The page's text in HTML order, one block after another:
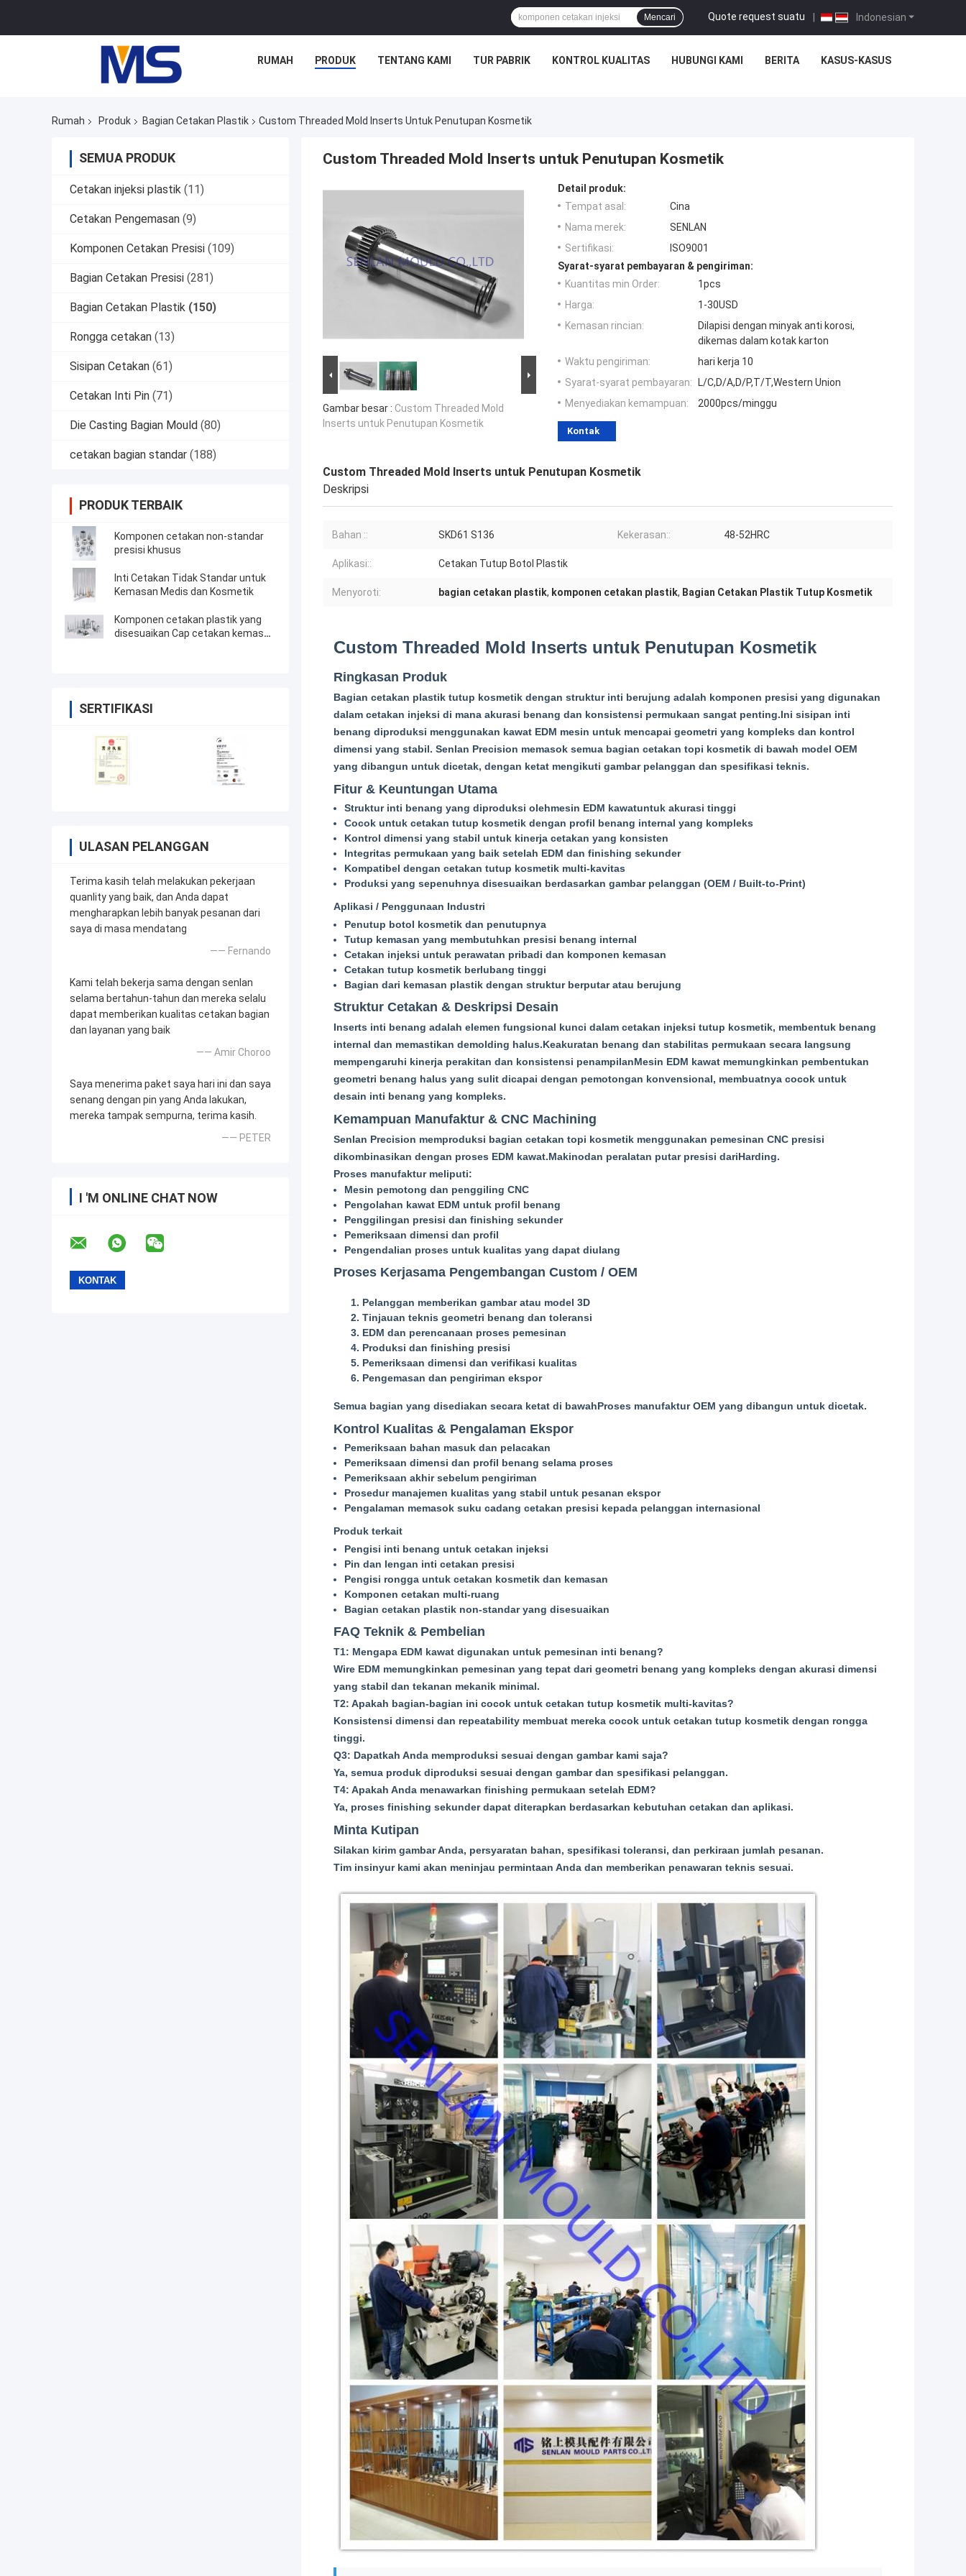
Indonesian
Quote request suatu |
Mencari
RUMAH PRODUK TENTANG KAMI TUR PABRIK KONTROL KUALITAS HUBUNGI KAMI BERITA KASUS-KASUS
Rumah Produk Bagian Cetakan Plastik Custom Threaded Mold Inserts Untuk Penutupan Kosmetik
SEMUA PRODUK
Cetakan injeksi plastik (11)
Cetakan Pengemasan (9)
Komponen Cetakan Presisi (109)
Bagian Cetakan Presisi (281)
Bagian Cetakan Plastik (150)
Rongga cetakan (13)
Sisipan Cetakan (61)
Cetakan Inti Pin (71)
Die Casting Bagian Mould (80)
cetakan bagian standar (188)
PRODUK TERBAIK
Komponen cetakan non-standar
presisi khusus
Inti Cetakan Tidak Standar untuk
Kemasan Medis dan Kosmetik
Komponen cetakan plastik yang
disesuaikan Cap cetakan kemasan
SERTIFIKASI
ULASAN PELANGGAN
Terima kasih telah melakukan pekerjaan
quanlity yang baik, dan Anda dapat
mengharapkan lebih banyak pesanan dari
saya di masa mendatang
—— Fernando
Kami telah bekerja sama dengan senlan
selama bertahun-tahun dan mereka selalu
dapat memberikan kualitas cetakan bagian
dan layanan yang baik
—— Amir Choroo
Saya menerima paket saya hari ini dan saya
senang dengan pin yang Anda lakukan,
mereka tampak sempurna, terima kasih.
—— PETER
I 'M ONLINE CHAT NOW
Custom Threaded Mold Inserts untuk Penutupan Kosmetik
Gambar besar : Custom Threaded Mold
Inserts untuk Penutupan Kosmetik
Detail produk:
Tempat asal:
Cina
Nama merek:
SENLAN
Sertifikasi:
ISO9001
Syarat-syarat pembayaran & pengiriman:
Kuantitas min Order:
1pcs
Harga:
1-30USD
Kemasan rincian:
Dilapisi dengan minyak anti korosi,
dikemas dalam kotak karton
Waktu pengiriman:
hari kerja 10
Syarat-syarat pembayaran:
L/C,D/A,D/P,T/T,Western Union
Menyediakan kemampuan:
2000pcs/minggu
Kontak
Custom Threaded Mold Inserts untuk Penutupan Kosmetik
Deskripsi
Bahan :: SKD61 S136 Kekerasan:: 48-52HRC
Aplikasi:: Cetakan Tutup Botol Plastik
Menyoroti: bagian cetakan plastik, komponen cetakan plastik, Bagian Cetakan Plastik Tutup Kosmetik
Custom Threaded Mold Inserts untuk Penutupan Kosmetik
Ringkasan Produk
Bagian cetakan plastik tutup kosmetik dengan struktur inti berujung adalah komponen presisi yang digunakan
dalam cetakan injeksi di mana akurasi benang dan konsistensi permukaan sangat penting.Ini sisipan inti
benang diproduksi menggunakan kawat EDM mesin untuk mencapai geometri yang kompleks dan kontrol
dimensi yang stabil. Senlan Precision memasok semua bagian cetakan topi kosmetik di bawah model OEM
yang dibangun untuk dicetak, dengan ketat mengikuti gambar pelanggan dan spesifikasi teknis.
Fitur & Keuntungan Utama
Struktur inti benang yang diproduksi olehmesin EDM kawatuntuk akurasi tinggi
Cocok untuk cetakan tutup kosmetik dengan profil benang internal yang kompleks
Kontrol dimensi yang stabil untuk kinerja cetakan yang konsisten
Integritas permukaan yang baik setelah EDM dan finishing sekunder
Kompatibel dengan cetakan tutup kosmetik multi-kavitas
Produksi yang sepenuhnya disesuaikan berdasarkan gambar pelanggan (OEM / Built-to-Print)
Aplikasi / Penggunaan Industri
Penutup botol kosmetik dan penutupnya
Tutup kemasan yang membutuhkan presisi benang internal
Cetakan injeksi untuk perawatan pribadi dan komponen kemasan
Cetakan tutup kosmetik berlubang tinggi
Bagian dari kemasan plastik dengan struktur berputar atau berujung
Struktur Cetakan & Deskripsi Desain
Inserts inti benang adalah elemen fungsional kunci dalam cetakan injeksi tutup kosmetik, membentuk benang
internal dan memastikan demolding halus.Keakuratan benang dan stabilitas permukaan secara langsung
mempengaruhi kinerja perakitan dan konsistensi penampilanMesin EDM kawat memungkinkan pembentukan
geometri benang halus yang sulit dicapai dengan pemotongan konvensional, membuatnya cocok untuk
desain inti benang yang kompleks.
Kemampuan Manufaktur & CNC Machining
Senlan Precision memproduksi bagian cetakan topi kosmetik menggunakan pemesinan CNC presisi
dikombinasikan dengan proses EDM kawat.Makinodan peralatan putar presisi dariHarding.
Proses manufaktur meliputi:
Mesin pemotong dan penggiling CNC
Pengolahan kawat EDM untuk profil benang
Penggilingan presisi dan finishing sekunder
Pemeriksaan dimensi dan profil
Pengendalian proses untuk kualitas yang dapat diulang
Proses Kerjasama Pengembangan Custom / OEM
Pelanggan memberikan gambar atau model 3D
Tinjauan teknis geometri benang dan toleransi
EDM dan perencanaan proses pemesinan
Produksi dan finishing presisi
Pemeriksaan dimensi dan verifikasi kualitas
Pengemasan dan pengiriman ekspor
Semua bagian yang disediakan secara ketat di bawahProses manufaktur OEM yang dibangun untuk dicetak.
Kontrol Kualitas & Pengalaman Ekspor
Pemeriksaan bahan masuk dan pelacakan
Pemeriksaan dimensi dan profil benang selama proses
Pemeriksaan akhir sebelum pengiriman
Prosedur manajemen kualitas yang stabil untuk pesanan ekspor
Pengalaman memasok suku cadang cetakan presisi kepada pelanggan internasional
Produk terkait
Pengisi inti benang untuk cetakan injeksi
Pin dan lengan inti cetakan presisi
Pengisi rongga untuk cetakan kosmetik dan kemasan
Komponen cetakan multi-ruang
Bagian cetakan plastik non-standar yang disesuaikan
FAQ Teknik & Pembelian
T1: Mengapa EDM kawat digunakan untuk pemesinan inti benang?
Wire EDM memungkinkan pemesinan yang tepat dari geometri benang yang kompleks dengan akurasi dimensi
yang stabil dan tekanan mekanik minimal.
T2: Apakah bagian-bagian ini cocok untuk cetakan tutup kosmetik multi-kavitas?
Konsistensi dimensi dan repeatability membuat mereka cocok untuk cetakan tutup kosmetik dengan rongga
tinggi.
Q3: Dapatkah Anda memproduksi sesuai dengan gambar kami saja?
Ya, semua produk diproduksi sesuai dengan gambar dan spesifikasi pelanggan.
T4: Apakah Anda menawarkan finishing permukaan setelah EDM?
Ya, proses finishing sekunder dapat diterapkan berdasarkan kebutuhan cetakan dan aplikasi.
Minta Kutipan
Silakan kirim gambar Anda, persyaratan bahan, spesifikasi toleransi, dan perkiraan jumlah pesanan.
Tim insinyur kami akan meninjau permintaan Anda dan memberikan penawaran teknis sesuai.